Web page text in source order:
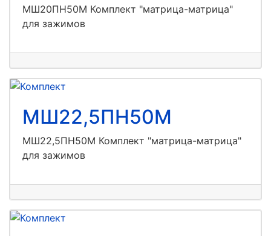
МШ20ПН50М Комплект "матрица-матрица"
для зажимов
МШ22,5ПН50М
МШ22,5ПН50М Комплект "матрица-матрица"
для зажимов